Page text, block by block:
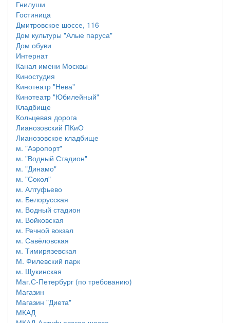
Гнилуши
Гостиница
Дмитровское шоссе, 116
Дом культуры "Алые паруса"
Дом обуви
Интернат
Канал имени Москвы
Киностудия
Кинотеатр "Нева"
Кинотеатр "Юбилейный"
Кладбище
Кольцевая дорога
Лианозовский ПКиО
Лианозовское кладбище
м. "Аэропорт"
м. "Водный Стадион"
м. "Динамо"
м. "Сокол"
м. Алтуфьево
м. Белорусская
м. Водный стадион
м. Войковская
м. Речной вокзал
м. Савёловская
м. Тимирязевская
М. Филевский парк
м. Щукинская
Маг.С-Петербург (по требованию)
Магазин
Магазин "Диета"
МКАД